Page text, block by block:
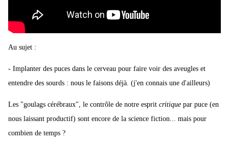
Au sujet :
- Implanter des puces dans le cerveau pour faire voir des aveugles et
entendre des sourds : nous le faisons déjà. (j'en connais une d'ailleurs)
Les "goulags cérébraux", le contrôle de notre esprit critique par puce (en
nous laissant productif) sont encore de la science fiction... mais pour
combien de temps ?